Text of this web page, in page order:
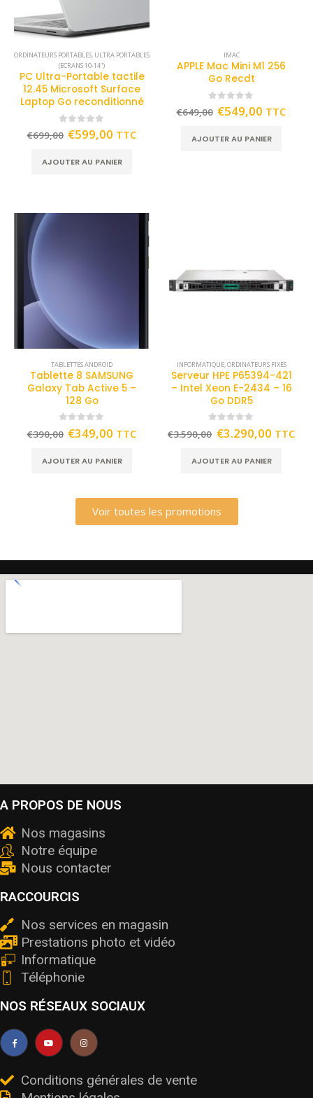
ORDINATEURS PORTABLES, ULTRA PORTABLES
(ECRANS 10-14")
PC Ultra-Portable tactile
12.45 Microsoft Surface
Laptop Go reconditionné
out of 5
€699,00 €599,00 TTC
AJOUTER AU PANIER
IMAC
APPLE Mac Mini M1 256
Go Recdt
out of 5
€649,00 €549,00 TTC
AJOUTER AU PANIER
TABLETTES ANDROID
Tablette 8 SAMSUNG
Galaxy Tab Active 5 –
128 Go
out of 5
€390,00 €349,00 TTC
AJOUTER AU PANIER
INFORMATIQUE,ORDINATEURS FIXES
Serveur HPE P65394-421
– Intel Xeon E-2434 – 16
Go DDR5
out of 5
€3.590,00 €3.290,00 TTC
AJOUTER AU PANIER
Voir toutes les promotions
A PROPOS DE NOUS
Nos magasins
Notre équipe
Nous contacter
RACCOURCIS
Nos services en magasin
Prestations photo et vidéo
Informatique
Téléphonie
NOS RÉSEAUX SOCIAUX
Conditions générales de vente